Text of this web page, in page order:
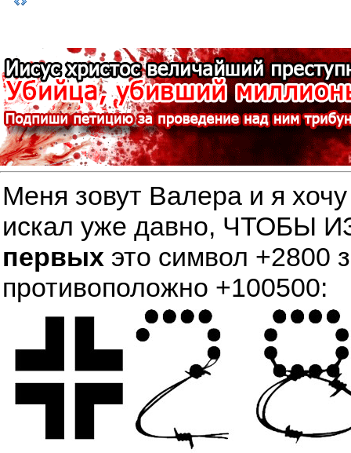
Меня зовут Валера и я
искал уже давно,
первых это символ +2800
противоположно +100500: